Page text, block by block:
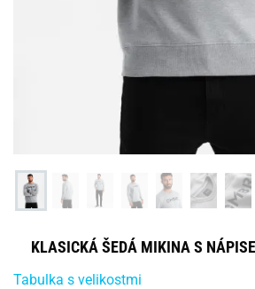
KLASICKÁ ŠEDÁ MIKINA S
Tabulka s velikostmi